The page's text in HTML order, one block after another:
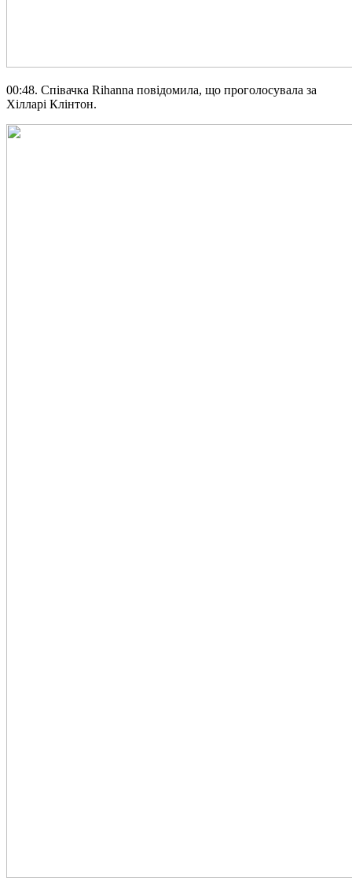
00:48. Співачка Rihanna повідомила, що проголосувала за
Хілларі Клінтон.